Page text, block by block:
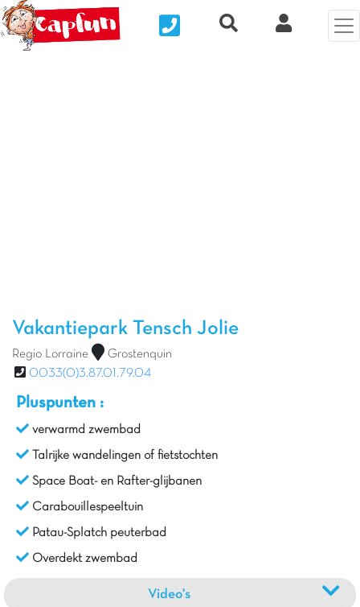
Nous contacterRecherche rapide
Mijn Clix
Vakantiepark Tensch Jolie
Regio Lorraine
Grostenquin
0033(0)3.87.01.79.04
Pluspunten :
verwarmd zwembad
Talrijke wandelingen of fietstochten
Space Boat- en Rafter-glijbanen
Carabouillespeeltuin
Patau-Splatch peuterbad
Overdekt zwembad
Video's